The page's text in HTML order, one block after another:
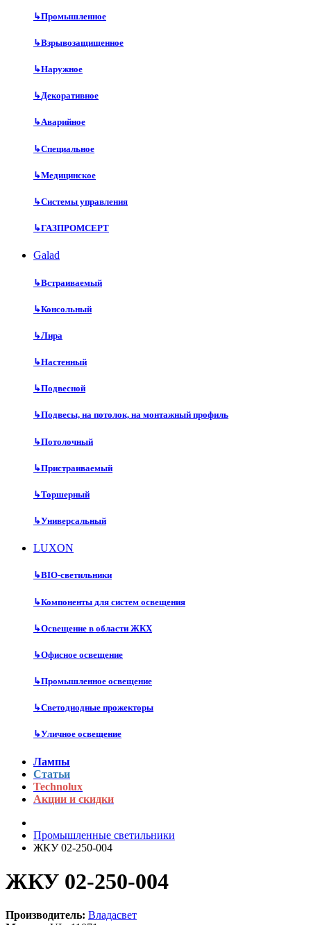
↳Промышленное
↳Взрывозащищенное
↳Наружное
↳Декоративное
↳Аварийное
↳Специальное
↳Медицинское
↳Системы управления
↳ГАЗПРОМСЕРТ
Galad
↳Встраиваемый
↳Консольный
↳Лира
↳Настенный
↳Подвесной
↳Подвесы, на потолок, на монтажный профиль
↳Потолочный
↳Пристраиваемый
↳Торшерный
↳Универсальный
LUXON
↳BIO-светильники
↳Компоненты для систем освещения
↳Освещение в области ЖКХ
↳Офисное освещение
↳Промышленное освещение
↳Светодиодные прожекторы
↳Уличное освещение
Лампы
Статьи
Technolux
Акции и скидки
Промышленные светильники
ЖКУ 02-250-004
ЖКУ 02-250-004
Производитель: Владасвет